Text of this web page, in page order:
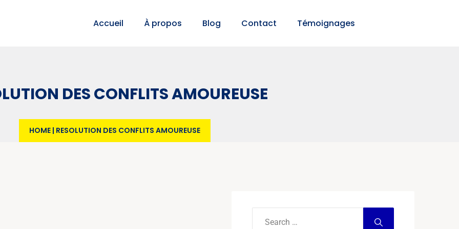
Accueil À propos Blog Contact Témoignages
DES CONFLITS AMOUREUSE
HOME | RESOLUTION DES CONFLITS AMOUREUSE